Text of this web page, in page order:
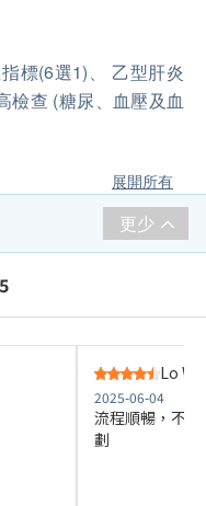
標(6選1)、 乙型肝炎
檢查 (糖尿、血壓及血
展開所有
更少
Lo
2025-06-04
流程順暢，不
劃